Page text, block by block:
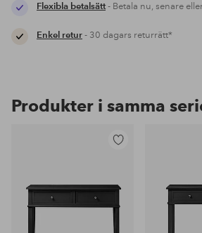
Flexibla betalsätt- Betala nu, senare
Enkel retur- 30 dagars returrätt*
Produkter i samma
favoriter